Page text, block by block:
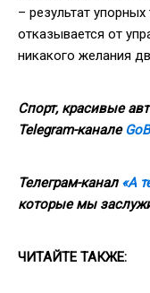
– результат
отказывается от
никакого желания
Спорт, красивые
Telegram-канале
Телеграм-канал «А
которые мы
ЧИТАЙТЕ ТАКЖЕ: